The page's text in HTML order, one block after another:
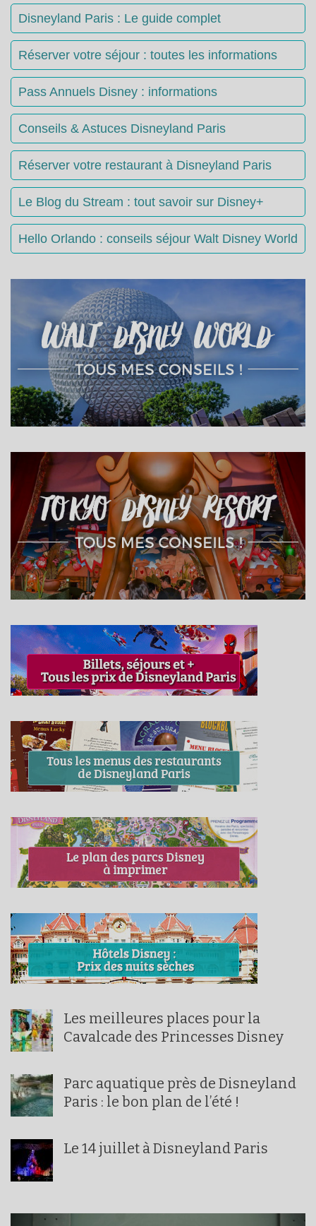
Disneyland Paris : Le guide complet
Réserver votre séjour : toutes les informations
Pass Annuels Disney : informations
Conseils & Astuces Disneyland Paris
Réserver votre restaurant à Disneyland Paris
Le Blog du Stream : tout savoir sur Disney+
Hello Orlando : conseils séjour Walt Disney World
Les meilleures places pour la
Cavalcade des Princesses Disney
Parc aquatique près de Disneyland
Paris : le bon plan de l’été !
Le 14 juillet à Disneyland Paris